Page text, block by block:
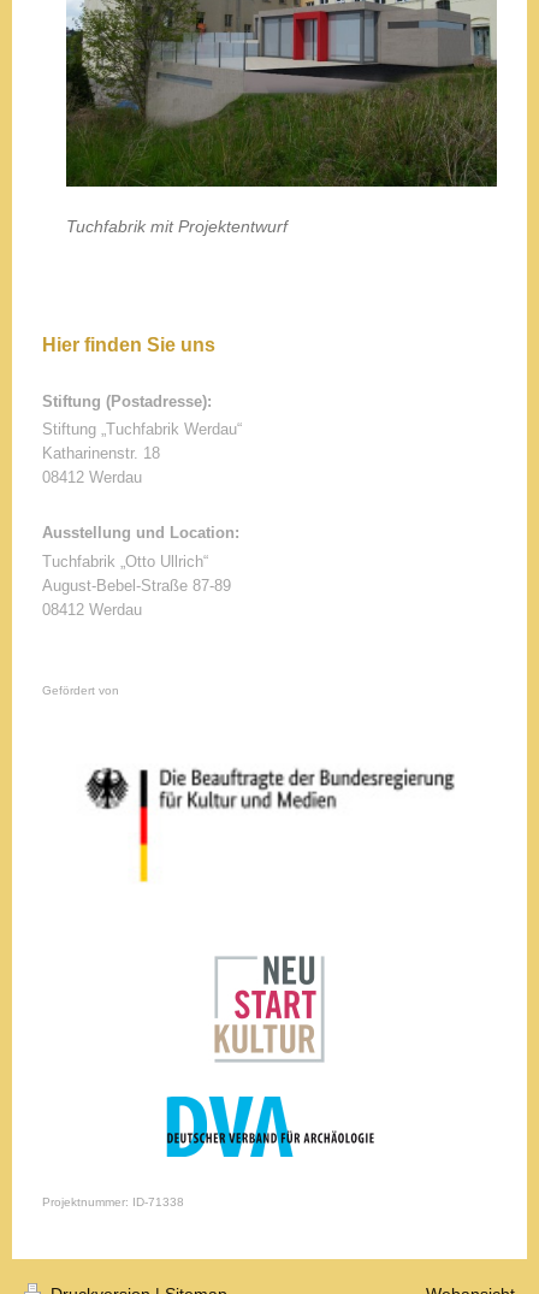
Tuchfabrik mit Projektentwurf
Hier finden Sie uns
Stiftung (Postadresse):
Stiftung „Tuchfabrik Werdau“
Katharinenstr. 18
08412 Werdau
Ausstellung und Location:
Tuchfabrik „Otto Ullrich“
August-Bebel-Straße 87-89
08412 Werdau
Gefördert von
Projektnummer: ID-71338